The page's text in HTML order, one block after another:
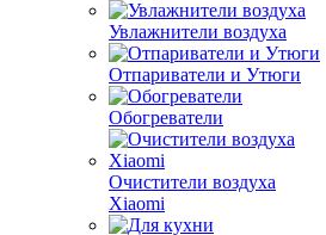
Увлажнители воздуха
Отпариватели и Утюги
Обогреватели
Очистители воздуха
Xiaomi